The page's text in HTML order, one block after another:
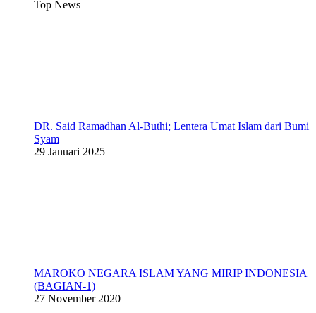
Top News
DR. Said Ramadhan Al-Buthi; Lentera Umat Islam dari Bumi
Syam
29 Januari 2025
MAROKO NEGARA ISLAM YANG MIRIP INDONESIA
(BAGIAN-1)
27 November 2020